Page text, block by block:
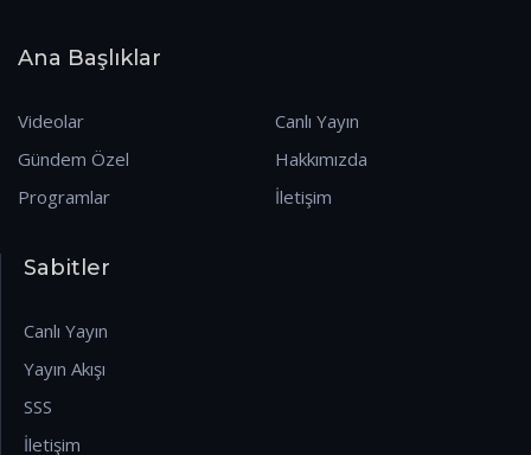
Ana Başlıklar
Videolar
Gündem Özel
Programlar
Canlı Yayın
Hakkımızda
İletişim
Sabitler
Canlı Yayın
Yayın Akışı
SSS
İletişim